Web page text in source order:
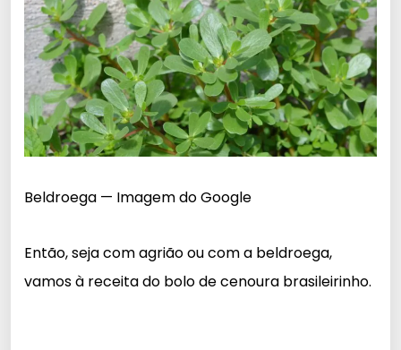
Beldroega — Imagem do Google
Então, seja com agrião ou com a beldroega,
vamos à receita do bolo de cenoura brasileirinho.